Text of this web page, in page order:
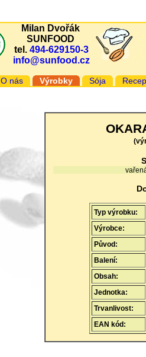
Milan Dvořák
SUNFOOD
tel. 494-629150-3
info@sunfood.cz
O nás Výrobky Sója
Typ výrobku:
Výrobce:
Původ:
Balení:
Obsah:
Jednotka:
Trvanlivost:
EAN kód: